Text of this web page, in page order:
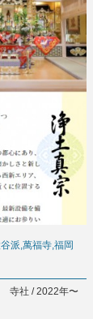
派,萬福寺,福岡
寺社 / 2022年〜